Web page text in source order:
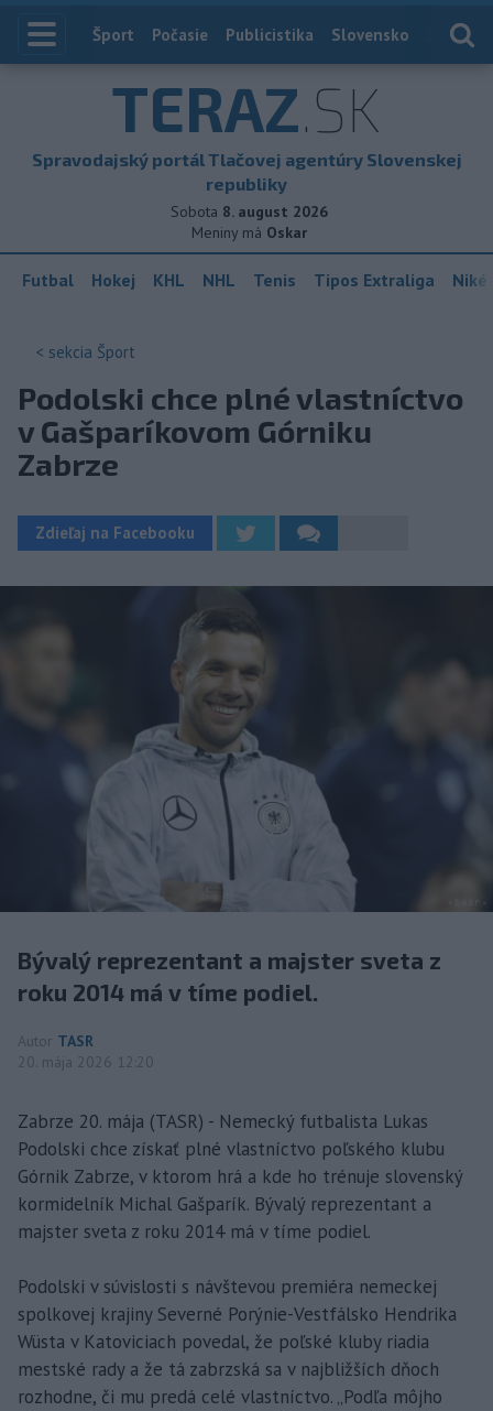
Index
Šport Počasie Publicistika Slovensko
TERAZ.SK
Spravodajský portál Tlačovej agentúry Slovenskej
republiky
Sobota 8. august 2026
Meniny má Oskar
Futbal Hokej KHL NHL Tenis Tipos Extraliga
< sekcia Šport
Podolski chce plné vlastníctvo
v Gašparíkovom Górniku
Zabrze
Zdieľaj na Facebooku
Bývalý reprezentant a majster sveta z
roku 2014 má v tíme podiel.
Autor TASR
20. mája 2026 12:20
Zabrze 20. mája (TASR) - Nemecký futbalista Lukas
Podolski chce získať plné vlastníctvo poľského klubu
Górnik Zabrze, v ktorom hrá a kde ho trénuje slovenský
kormidelník Michal Gašparík. Bývalý reprezentant a
majster sveta z roku 2014 má v tíme podiel.
Podolski v súvislosti s návštevou premiéra nemeckej
spolkovej krajiny Severné Porýnie-Vestfálsko Hendrika
Wüsta v Katoviciach povedal, že poľské kluby riadia
mestské rady a že tá zabrzská sa v najbližších dňoch
rozhodne, či mu predá celé vlastníctvo. „Podľa môjho